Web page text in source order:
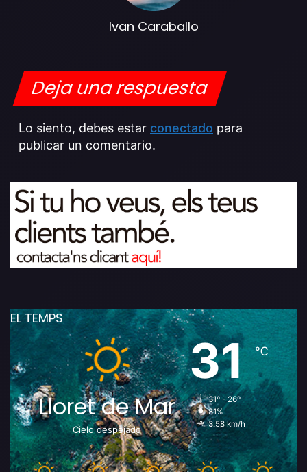
Ivan Caraballo
Deja una respuesta
Lo siento, debes estar conectado para
publicar un comentario.
EL TEMPS
Lloret de Mar
Cielo despejado
31℃
31º - 26º
81%
3.58 km/h